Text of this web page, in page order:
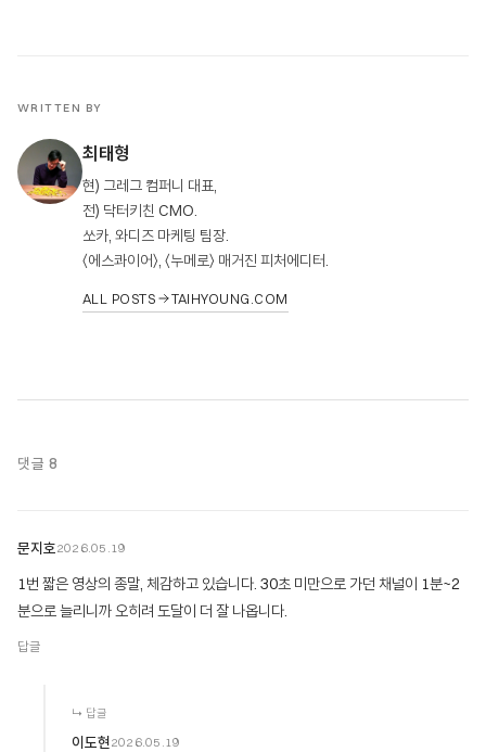
WRITTEN BY
최태형
현) 그레그 컴퍼니 대표,
전) 닥터키친 CMO.
쏘카, 와디즈 마케팅 팀장.
〈에스콰이어〉, 〈누메로〉 매거진 피처에디터.
ALL POSTS TAIHYOUNG.COM
댓글 8
문지호2026.05.19
1번 짧은 영상의 종말, 체감하고 있습니다. 30초 미만으로 가던 채널이 1분~2
분으로 늘리니까 오히려 도달이 더 잘 나옵니다.
답글
↳ 답글
이도현2026.05.19